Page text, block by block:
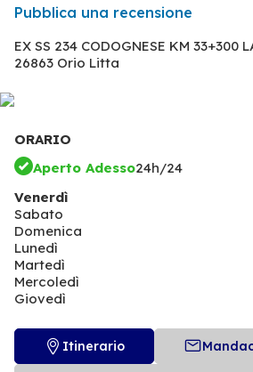
Pubblica una recensione
EX SS 234 CODOGNESE KM 33+300
26863 Orio Litta
ORARIO
Aperto Adesso24h/24
Venerdì
Sabato
Domenica
Lunedì
Martedì
Mercoledì
Giovedì
Itinerario